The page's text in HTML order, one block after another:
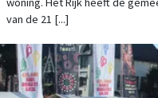
van de 21 [...]